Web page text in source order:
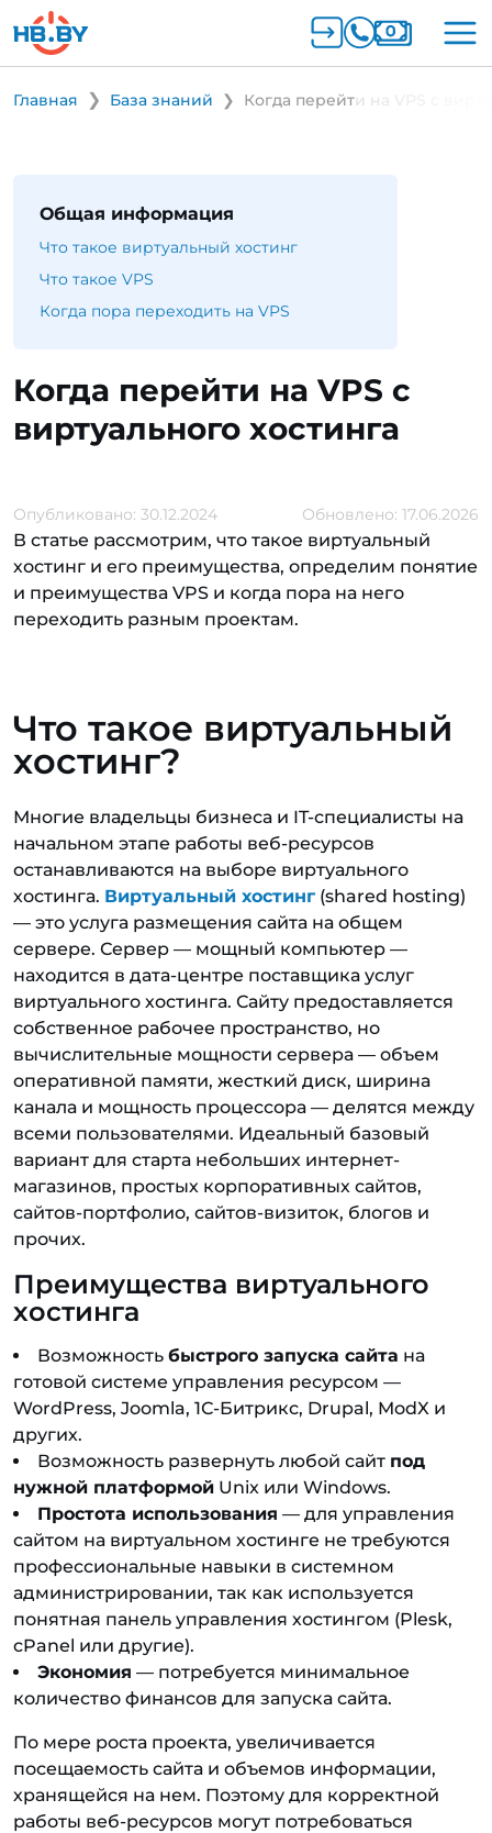
Главная База знаний Когда перейти на VPS с
Когда перейти на VPS с
виртуального хостинга
Опубликовано: 30.12.2024 Обновлено: 17.06.2026
В статье рассмотрим, что такое виртуальный
хостинг и его преимущества, определим понятие
и преимущества VPS и когда пора на него
переходить разным проектам.
Что такое виртуальный
хостинг?
Многие владельцы бизнеса и IT-специалисты на
начальном этапе работы веб-ресурсов
останавливаются на выборе виртуального
хостинга. Виртуальный хостинг (shared hosting)
— это услуга размещения сайта на общем
сервере. Сервер — мощный компьютер —
находится в дата-центре поставщика услуг
виртуального хостинга. Сайту предоставляется
собственное рабочее пространство, но
вычислительные мощности сервера — объем
оперативной памяти, жесткий диск, ширина
канала и мощность процессора — делятся между
всеми пользователями. Идеальный базовый
вариант для старта небольших интернет-
магазинов, простых корпоративных сайтов,
сайтов-портфолио, сайтов-визиток, блогов и
прочих.
Преимущества виртуального
хостинга
Возможность быстрого запуска сайта на
готовой системе управления ресурсом —
WordPress, Joomla, 1С-Битрикс, Drupal, ModX и
других.
Возможность развернуть любой сайт под
нужной платформой Unix или Windows.
Простота использования — для управления
сайтом на виртуальном хостинге не требуются
профессиональные навыки в системном
администрировании, так как используется
понятная панель управления хостингом (Plesk,
cPanel или другие).
Экономия — потребуется минимальное
количество финансов для запуска сайта.
По мере роста проекта, увеличивается
посещаемость сайта и объемов информации,
хранящейся на нем. Поэтому для корректной
работы веб-ресурсов могут потребоваться
Общая информация
Что такое виртуальный хостинг
Что такое VPS
Когда пора переходить на VPS